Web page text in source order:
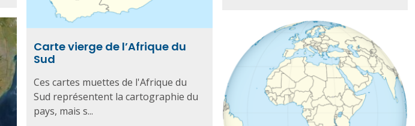
Carte vierge de l’Afrique du
Sud
Ces cartes muettes de l'Afrique du
Sud représentent la cartographie du
pays, mais s...